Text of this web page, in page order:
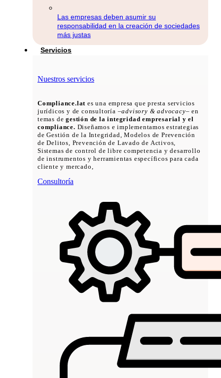
Las empresas deben asumir su
responsabilidad en la creación de sociedades
más justas
Servicios
Nuestros servicios
Compliance.lat es una empresa que presta servicios
jurídicos y de consultoría –advisory & advocacy– en
temas degestión de la integridad empresarial y el
compliance. Diseñamos e implementamos estrategias
de Gestión de la Integridad, Modelos de Prevención
de Delitos, Prevención de Lavado de Activos,
Sistemas de control de libre competencia y desarrollo
de instrumentos y herramientas específicos para cada
cliente y mercado,
Consultoría